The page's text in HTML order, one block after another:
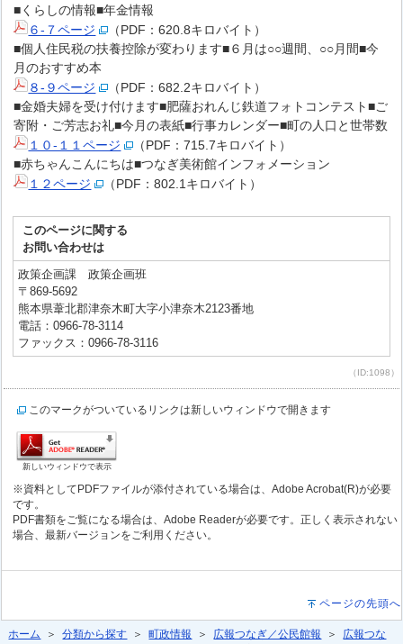
■くらしの情報■年金情報
６-７ページ
（PDF：620.8キロバイト）
■個人住民税の扶養控除が変わります■６月は○○週間、○○月間■今
月のおすすめ本
８-９ページ
（PDF：682.2キロバイト）
■金婚夫婦を受け付けます■肥薩おれんじ鉄道フォトコンテスト■ご
寄附・ご芳志お礼■今月の表紙■行事カレンダー■町の人口と世帯数
１０-１１ページ
（PDF：715.7キロバイト）
■赤ちゃんこんにちは■つなぎ美術館インフォメーション
１２ページ
（PDF：802.1キロバイト）
このページに関する
お問い合わせは
政策企画課 政策企画班
〒869-5692
熊本県葦北郡津奈木町大字小津奈木2123番地
電話：0966-78-3114
ファックス：0966-78-3116
（ID:1098）
このマークがついているリンクは新しいウィンドウで開きます
新しいウィンドウで表示
※資料としてPDFファイルが添付されている場合は、Adobe Acrobat(R)が必要
です。
PDF書類をご覧になる場合は、Adobe Readerが必要です。正しく表示されない
場合、最新バージョンをご利用ください。
ページの先頭へ
ホーム ＞分類から探す ＞町政情報 ＞ 広報つなぎ／公民館報 ＞ 広報つな